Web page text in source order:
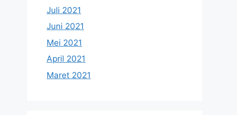
Juli 2021
Juni 2021
Mei 2021
April 2021
Maret 2021